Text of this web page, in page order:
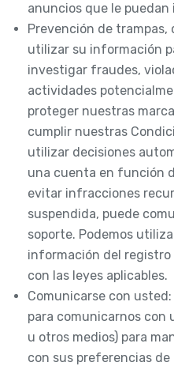
anuncios que le puedan
Prevención de
utilizar su información
investigar fraudes,
actividades
proteger nuestras
cumplir nuestras
utilizar decisiones
una cuenta en función
evitar infracciones
suspendida, puede
soporte. Podemos
información del registro
con las leyes aplicables.
Comunicarse con
para comunicarnos con
u otros medios) para
con sus preferencias